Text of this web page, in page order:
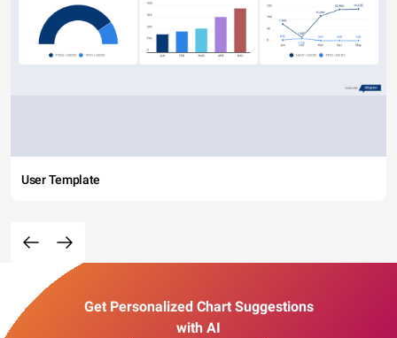
User Template
Get Personalized Chart Suggestions
with AI